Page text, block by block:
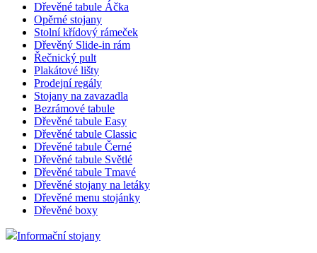
Dřevěné tabule Áčka
Opěrné stojany
Stolní křídový rámeček
Dřevěný Slide-in rám
Řečnický pult
Plakátové lišty
Prodejní regály
Stojany na zavazadla
Bezrámové tabule
Dřevěné tabule Easy
Dřevěné tabule Classic
Dřevěné tabule Černé
Dřevěné tabule Světlé
Dřevěné tabule Tmavé
Dřevěné stojany na letáky
Dřevěné menu stojánky
Dřevěné boxy
Informační stojany